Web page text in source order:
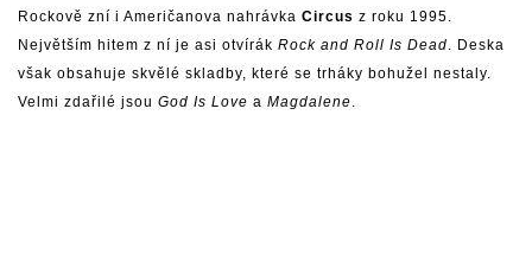
Rockově zní i Američanova nahrávka Circus z roku 1995.
Největším hitem z ní je asi otvírák Rock and Roll Is Dead. Deska
však obsahuje skvělé skladby, které se trháky bohužel nestaly.
Velmi zdařilé jsou God Is Love a Magdalene.